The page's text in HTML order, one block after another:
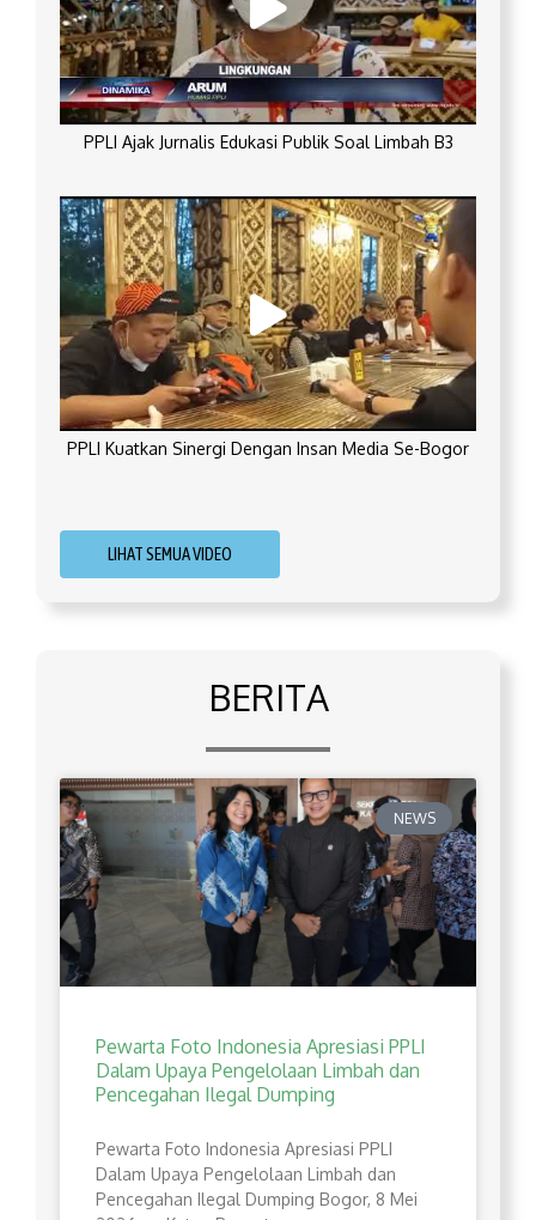
PPLI Ajak Jurnalis Edukasi Publik Soal Limbah B3
PPLI Kuatkan Sinergi Dengan Insan Media Se-Bogor
LIHAT SEMUA VIDEO
BERITA
NEWS
Pewarta Foto Indonesia Apresiasi PPLI
Dalam Upaya Pengelolaan Limbah dan
Pencegahan Ilegal Dumping
Pewarta Foto Indonesia Apresiasi PPLI
Dalam Upaya Pengelolaan Limbah dan
Pencegahan Ilegal Dumping Bogor, 8 Mei